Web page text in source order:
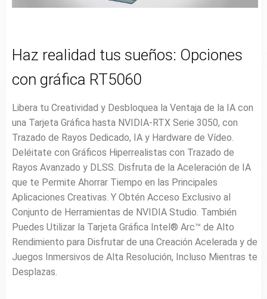
Haz realidad tus sueños: Opciones
con gráfica RT5060
Libera tu Creatividad y Desbloquea la Ventaja de la IA con
una Tarjeta Gráfica hasta NVIDIA-RTX Serie 3050, con
Trazado de Rayos Dedicado, IA y Hardware de Vídeo.
Deléitate con Gráficos Hiperrealistas con Trazado de
Rayos Avanzado y DLSS. Disfruta de la Aceleración de IA
que te Permite Ahorrar Tiempo en las Principales
Aplicaciones Creativas. Y Obtén Acceso Exclusivo al
Conjunto de Herramientas de NVIDIA Studio. También
Puedes Utilizar la Tarjeta Gráfica Intel® Arc™ de Alto
Rendimiento para Disfrutar de una Creación Acelerada y de
Juegos Inmersivos de Alta Resolución, Incluso Mientras te
Desplazas.